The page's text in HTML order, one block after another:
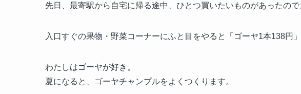
先日、最寄駅から自宅に帰る途中、ひとつ買いたいものがあったので
入口すぐの果物・野菜コーナーにふと目をやると「ゴーヤ1本138円
わたしはゴーヤが好き。
夏になると、ゴーヤチャンプルをよくつくります。